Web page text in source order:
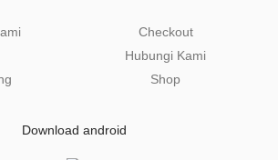
Checkout
Hubungi Kami
Shop
Download android